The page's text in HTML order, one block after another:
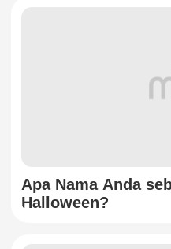
Apa Nama Anda
Halloween?